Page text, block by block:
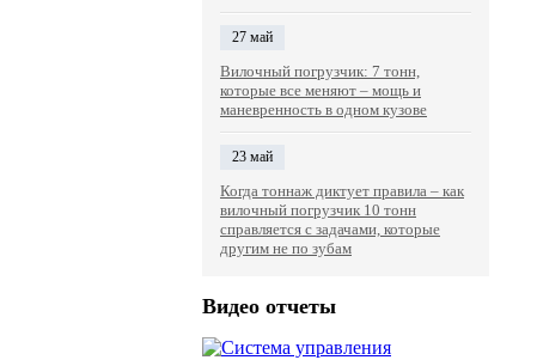
27 май
Вилочный погрузчик: 7 тонн,
которые все меняют – мощь и
маневренность в одном кузове
23 май
Когда тоннаж диктует правила – как
вилочный погрузчик 10 тонн
справляется с задачами, которые
другим не по зубам
Видео отчеты